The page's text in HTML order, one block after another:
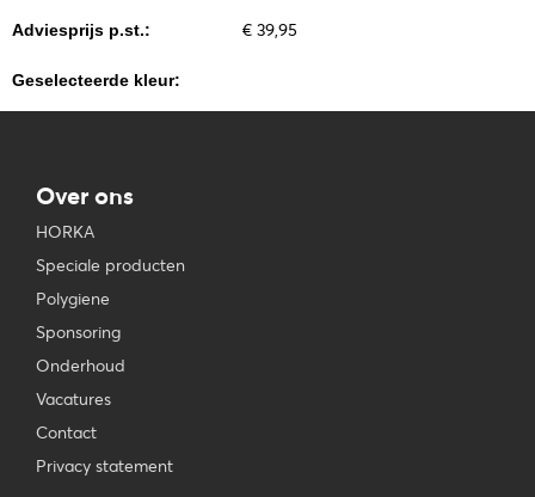
Adviesprijs p.st.: € 39,95
Geselecteerde kleur:
Over ons
HORKA
Speciale producten
Polygiene
Sponsoring
Onderhoud
Vacatures
Contact
Privacy statement